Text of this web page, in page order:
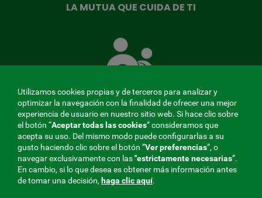
LA MUTUA QUE CUIDA DE TI
Mutua
que
ti
MENÚ
REDES
SOCIALES
Utilizamos cookies propias y de terceros para analizar y
optimizar la navegación con la finalidad de ofrecer una mejor
experiencia de usuario en nuestro sitio web. Si hace clic sobre
el botón “Aceptar todas las cookies” consideramos que
acepta su uso. Del mismo modo puede configurarlas a su
gusto haciendo clic sobre el botón ”Ver preferencias”, o
navegar exclusivamente con las"estrictamentenecesarias”.
En cambio, si lo que desea es obtener más información antes
de tomar una decisión, haga clic aquí.